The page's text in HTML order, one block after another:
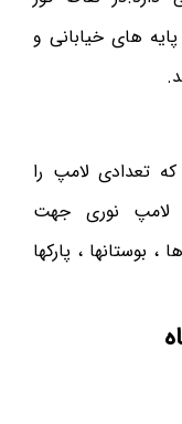
های خیابانی و
تعدادی لامپ را
لامپ نوری جهت
بوستانها ، پارکها